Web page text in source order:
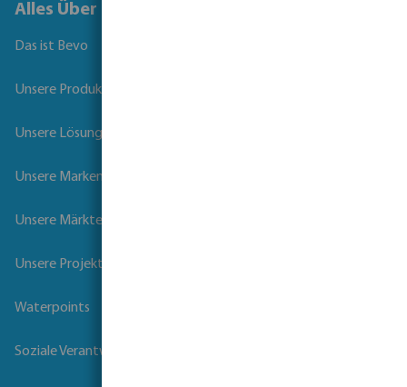
Alles Über Bevo
Das ist Bevo
Unsere Produkte
Unsere Lösungen
Unsere Marken
Unsere Märkte
Unsere Projekte
Waterpoints
Soziale Verantwortung der Unternehmen